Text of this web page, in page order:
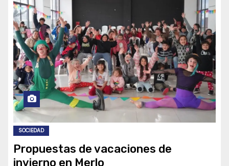
SOCIEDAD
Propuestas de vacaciones de
invierno en Merlo